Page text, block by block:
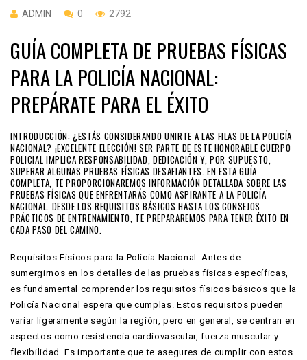
ADMIN 0 2792
GUÍA COMPLETA DE PRUEBAS FÍSICAS
PARA LA POLICÍA NACIONAL:
PREPÁRATE PARA EL ÉXITO
INTRODUCCIÓN: ¿ESTÁS CONSIDERANDO UNIRTE A LAS FILAS DE LA POLICÍA
NACIONAL? ¡EXCELENTE ELECCIÓN! SER PARTE DE ESTE HONORABLE CUERPO
POLICIAL IMPLICA RESPONSABILIDAD, DEDICACIÓN Y, POR SUPUESTO,
SUPERAR ALGUNAS PRUEBAS FÍSICAS DESAFIANTES. EN ESTA GUÍA
COMPLETA, TE PROPORCIONAREMOS INFORMACIÓN DETALLADA SOBRE LAS
PRUEBAS FÍSICAS QUE ENFRENTARÁS COMO ASPIRANTE A LA POLICÍA
NACIONAL. DESDE LOS REQUISITOS BÁSICOS HASTA LOS CONSEJOS
PRÁCTICOS DE ENTRENAMIENTO, TE PREPARAREMOS PARA TENER ÉXITO EN
CADA PASO DEL CAMINO.
Requisitos Físicos para la Policía Nacional: Antes de
sumergirnos en los detalles de las pruebas físicas específicas,
es fundamental comprender los requisitos físicos básicos que la
Policía Nacional espera que cumplas. Estos requisitos pueden
variar ligeramente según la región, pero en general, se centran en
aspectos como resistencia cardiovascular, fuerza muscular y
flexibilidad. Es importante que te asegures de cumplir con estos